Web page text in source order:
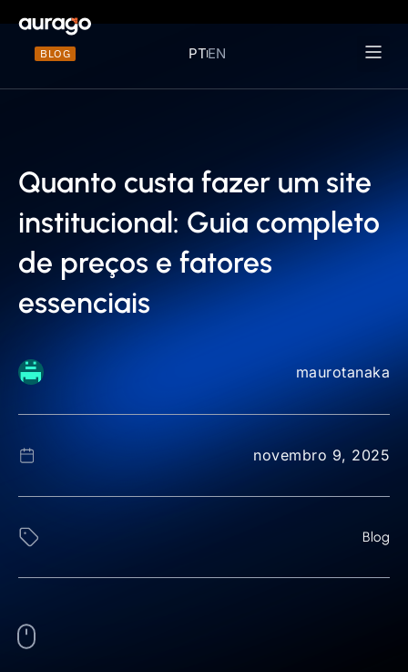
BLOG PTEN
Quanto custa fazer um site
institucional: Guia completo
de preços e fatores
essenciais
maurotanaka
novembro 9, 2025
Blog